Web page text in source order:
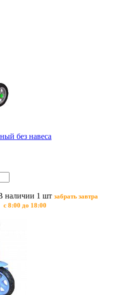
без навеса
наличии 1 шт забрать завтра
с 8:00 до 18:00